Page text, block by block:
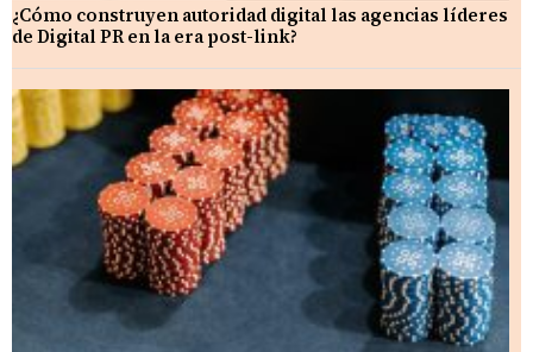
¿Cómo construyen autoridad digital las agencias líderes
de Digital PR en la era post-link?